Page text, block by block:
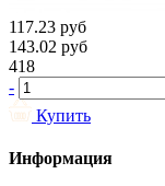
117.23 руб
143.02 руб
418
-
Купить
Информация